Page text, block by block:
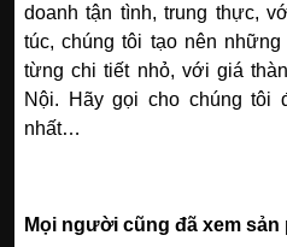
doanh tận tình, trung thực,
túc, chúng tôi tạo nên
từng chi tiết nhỏ, với giá
Nội. Hãy gọi cho chúng tôi
nhất…
Mọi người cũng đã xem